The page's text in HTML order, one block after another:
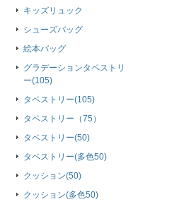
キッズリュック
シューズバッグ
絵本バッグ
グラデーションタペストリ
ー(105)
タペストリー(105)
タペストリー（75）
タペストリー(50)
タペストリー(多色50)
クッション(50)
クッション(多色50)